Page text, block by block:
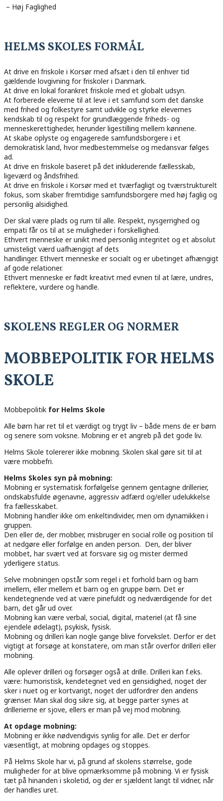
– Høj Faglighed
HELMS SKOLES FORMÅL
At drive en friskole i Korsør med afsæt i den til enhver tid
gældende lovgivning for friskoler i Danmark.
At drive en lokal forankret friskole med et globalt udsyn.
At forberede eleverne til at leve i et samfund som det danske
med frihed og folkestyre samt udvikle og styrke elevernes
kendskab til og respekt for grundlæggende friheds- og
menneskerettigheder, herunder ligestilling mellem kønnene.
At skabe oplyste og engagerede samfundsborgere i et
demokratisk land, hvor medbestemmelse og medansvar følges
ad.
At drive en friskole baseret på det inkluderende fællesskab,
ligeværd og åndsfrihed.
At drive en friskole i Korsør med et tværfagligt og tværstrukturelt
fokus, som skaber fremtidige samfundsborgere med høj faglig og
personlig alsidighed.
Der skal være plads og rum til alle. Respekt, nysgerrighed og
empati får os til at se muligheder i forskellighed.
Ethvert menneske er unikt med personlig integritet og et absolut
umisteligt værd uafhængigt af dets
handlinger. Ethvert menneske er socialt og er ubetinget afhængigt
af gode relationer.
Ethvert menneske er født kreativt med evnen til at lære, undres,
reflektere, vurdere og handle.
SKOLENS REGLER OG NORMER
MOBBEPOLITIK FOR HELMS
SKOLE
Mobbepolitik for Helms Skole
Alle børn har ret til et værdigt og trygt liv – både mens de er børn
og senere som voksne. Mobning er et angreb på det gode liv.
Helms Skole tolererer ikke mobning. Skolen skal gøre sit til at
være mobbefri.
Helms Skoles syn på mobning:
Mobning er systematisk forfølgelse gennem gentagne drillerier,
ondskabsfulde øgenavne, aggressiv adfærd og/eller udelukkelse
fra fællesskabet.
Mobning handler ikke om enkeltindivider, men om dynamikken i
gruppen.
Den eller de, der mobber, misbruger en social rolle og position til
at nedgøre eller forfølge en anden person. Den, der bliver
mobbet, har svært ved at forsvare sig og mister dermed
yderligere status.
Selve mobningen opstår som regel i et forhold barn og barn
imellem, eller mellem et barn og en gruppe børn. Det er
kendetegnende ved at være pinefuldt og nedværdigende for det
barn, det går ud over.
Mobning kan være verbal, social, digital, materiel (at få sine
ejendele ødelagt), psykisk, fysisk.
Mobning og drilleri kan nogle gange blive forvekslet. Derfor er det
vigtigt at forsøge at konstatere, om man står overfor drilleri eller
mobning.
Alle oplever drilleri og forsøger også at drille. Drilleri kan f.eks.
være: humoristisk, kendetegnet ved en gensidighed, noget der
sker i nuet og er kortvarigt, noget der udfordrer den andens
grænser. Man skal dog sikre sig, at begge parter synes at
drillerierne er sjove, ellers er man på vej mod mobning.
At opdage mobning:
Mobning er ikke nødvendigvis synlig for alle. Det er derfor
væsentligt, at mobning opdages og stoppes.
På Helms Skole har vi, på grund af skolens størrelse, gode
muligheder for at blive opmærksomme på mobning. Vi er fysisk
tæt på hinanden i skoletid, og der er sjældent langt til vidner, når
der handles uret.